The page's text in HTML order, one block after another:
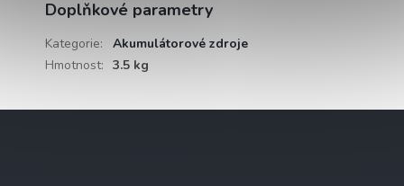
Doplňkové parametry
Kategorie:
Akumulátorové zdroje
Hmotnost: 3.5 kg
Z